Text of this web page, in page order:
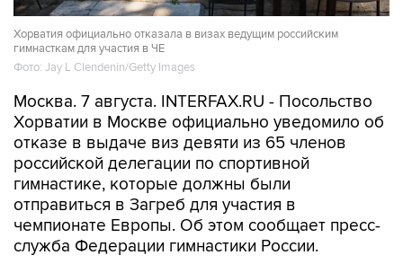
Хорватия официально отказала в визах ведущим российским
гимнасткам для участия в ЧЕ
Фото: Jay L Clendenin/Getty Images
Москва. 7 августа. INTERFAX.RU - Посольство
Хорватии в Москве официально уведомило об
отказе в выдаче виз девяти из 65 членов
российской делегации по спортивной
гимнастике, которые должны были
отправиться в Загреб для участия в
чемпионате Европы. Об этом сообщает пресс-
служба Федерации гимнастики России.